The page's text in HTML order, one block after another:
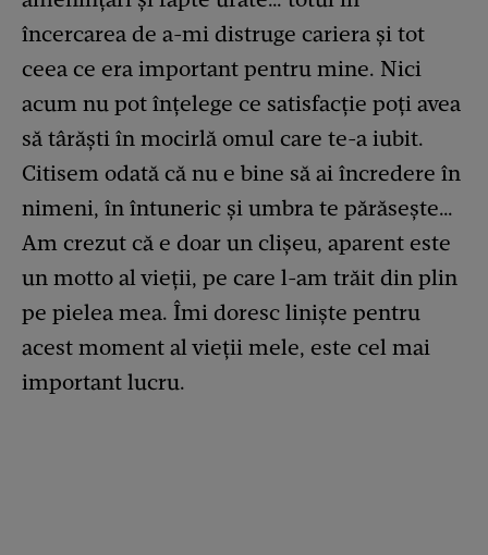
încercarea de a-mi distruge cariera și tot
ceea ce era important pentru mine. Nici
acum nu pot înțelege ce satisfacție poți avea
să târăști în mocirlă omul care te-a iubit.
Citisem odată că nu e bine să ai încredere în
nimeni, în întuneric și umbra te părăsește…
Am crezut că e doar un clișeu, aparent este
un motto al vieții, pe care l-am trăit din plin
pe pielea mea. Îmi doresc liniște pentru
acest moment al vieții mele, este cel mai
important lucru.